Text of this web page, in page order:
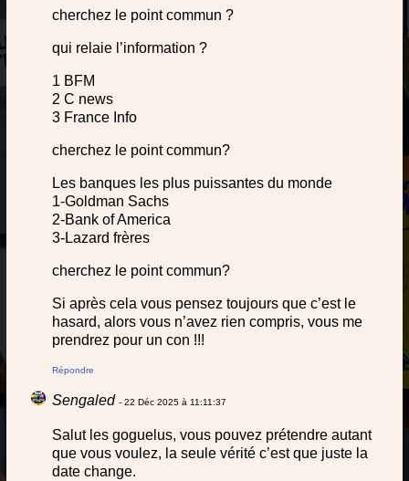
cherchez le point commun ?
qui relaie l’information ?
1 BFM
2 C news
3 France Info
cherchez le point commun?
Les banques les plus puissantes du monde
1-Goldman Sachs
2-Bank of America
3-Lazard frères
cherchez le point commun?
Si après cela vous pensez toujours que c’est le
hasard, alors vous n’avez rien compris, vous me
prendrez pour un con !!!
Répondre
Sengaled - 22 Déc 2025 à 11:11:37
Salut les goguelus, vous pouvez prétendre autant
que vous voulez, la seule vérité c’est que juste la
date change.